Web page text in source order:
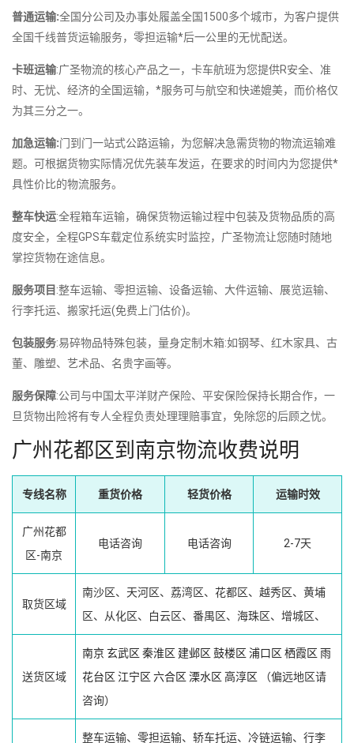
普通运输:全国分公司及办事处履盖全国1500多个城市，为客户提供
全国千线普货运输服务，零担运输*后一公里的无忧配送。
卡班运输:广圣物流的核心产品之一，卡车航班为您提供R安全、准
时、无忧、经济的全国运输，*服务可与航空和快递媲美，而价格仅
为其三分之一。
加急运输:门到门一站式公路运输，为您解决急需货物的物流运输难
题。可根据货物实际情况优先装车发运，在要求的时间内为您提供*
具性价比的物流服务。
整车快运:全程箱车运输，确保货物运输过程中包装及货物品质的高
度安全，全程GPS车载定位系统实时监控，广圣物流让您随时随地
掌控货物在途信息。
服务项目 :整车运输、零担运输、设备运输、大件运输、展览运输、
行李托运、搬家托运(免费上门估价)。
包装服务:易碎物品特殊包装，量身定制木箱:如钢琴、红木家具、古
董、雕塑、艺术品、名贵字画等。
服务保障:公司与中国太平洋财产保险、平安保险保持长期合作，一
旦货物出险将有专人全程负责处理理赔事宜，免除您的后顾之忧。
广州花都区到南京物流收费说明
专线名称 重货价格 轻货价格 运输时效
广州花都
区-南京
电话咨询 电话咨询 2-7天
取货区域
南沙区、天河区、荔湾区、花都区、越秀区、黄埔
区、从化区、白云区、番禺区、海珠区、增城区、
送货区域
南京玄武区 秦淮区 建邺区 鼓楼区 浦口区 栖霞区 雨
花台区 江宁区 六合区 溧水区 高淳区 （偏远地区请
咨询）
整车运输、零担运输、轿车托运、冷链运输、行李